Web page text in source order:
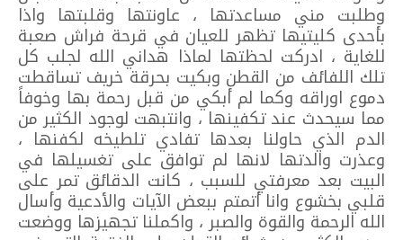
وطلبت مني مساعدتها ، عاونتها وقلبتها واذا
بأحدى كليتيها تظهر للعيان في قرحة فراش صعبة
للغاية ، ادركت لحظتها لماذا هداني الله لجلب كل
تلك اللفائف من القطن وبكيت بحرقة خريف تساقطت
دموع اوراقه وكما لم أبكي من قبل رحمة بها وخوفاً
مما سيحدث عند تكفينها ، وانتبهت لوجود الكثير من
الدم الذي حاولنا بعدها تفادي تلطيخه لكفنها ،
وعذرت والدتها لانها لم توافق على تغسيلها في
البيت بعد معرفتي للسبب ، كانت الدقائق تمر على
قلبي بخشوع وانا أتمتم ببعض الآيات والأدعية وأسال
الله الرحمة والقوة والصبر ، واكملنا تجهيزها ووضعت